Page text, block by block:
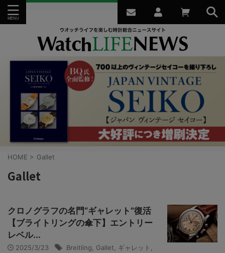
HOME > Gallet
Gallet
クロノグラフの名門“ギャレット”復活
【ブライトリングの傘下】エントリー
レベル...
2025/3/23 Breitling Gallet ギャレット